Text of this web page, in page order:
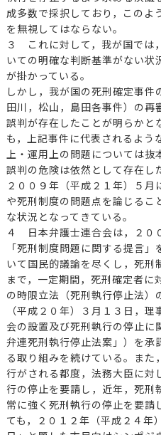
成多数で採択しており，このよ
を無視してはならない。
３ これに対して，我が国では
いての明確な判断基準がない状
が掛かっている。
しかし，我が国の死刑確定事
田川，松山，島田各事件）の再
誤判が存在したことが明らかと
も，上記事件に代表されるよう
上・運用上の問題については抜
誤判の危険は依然として存在し
２００９年（平成２１年）５
や死刑制度の問題点を論じるこ
な状況となってきている。
４ 日本弁護士連合会は，２０
「死刑制度問題に関する提言
いて国民的議論を尽くし，死刑
まで，一定期間，死刑確定者に
の時限立法（死刑執行停止法）
（平成２０年）３月１３日，
会の設置及び死刑執行の停止に
弁連死刑執行停止法案」）を承
る取り組みを続けている。ま
行がされる都度，法務大臣に対
行の停止を要請し，近年，死刑
常に強く死刑執行の停止を要請
ても，２０１２年（平成２４年